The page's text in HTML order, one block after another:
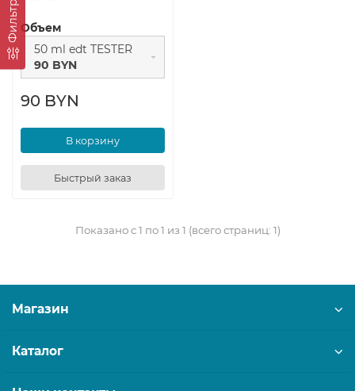
ФильтрОбъем
50 ml edt TESTER
90 BYN
90 BYN
В корзину
Быстрый заказ
Показано с 1 по 1 из 1 (всего страниц: 1)
Магазин
Каталог